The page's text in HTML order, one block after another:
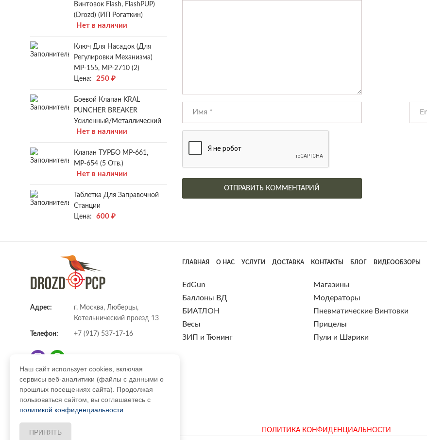
Винтовок Flash, FlashPUP)
(Drozd) (ИП Рогаткин)
Нет в наличии
Ключ Для Насадок (для
Регулировки Механизма)
МР-155, МР-2710 (2)
Цена:
250 ₽
Боевой Клапан KRAL
PUNCHER BREAKER
Усиленный/металлический
Нет в наличии
Клапан ТУРБО МР-661,
МР-654 (5 Отв.)
Нет в наличии
Таблетка Для Заправочной
Станции
Цена:
600 ₽
Адрес:
г. Москва, Люберцы,
Котельнический проезд 13
Телефон: +7 (917) 537-17-16
E-mail: info@DrozdPcp.ru
ГЛАВНАЯ О НАС УСЛУГИ ДОСТАВКА КОНТАКТЫ БЛОГ ВИДЕООБЗОРЫ
EdGun
Баллоны ВД
БИАТЛОН
Весы
ЗИП и Тюнинг
Магазины
Модераторы
Пневматические Винтовки
Прицелы
Пули и Шарики
ПОЛИТИКА КОНФИДЕНЦИАЛЬНОСТИ
Наш сайт использует cookies, включая
сервисы веб-аналитики (файлы с данными о
прошлых посещениях сайта). Продолжая
пользоваться сайтом, вы соглашаетесь с
политикой конфиденциальности
ПРИНЯТЬ